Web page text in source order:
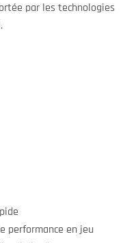
par les technologies
performance en jeu